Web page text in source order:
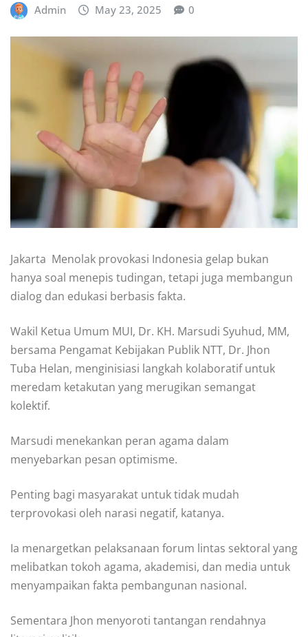
Admin May 23, 2025 0
Jakarta  Menolak provokasi Indonesia gelap bukan
hanya soal menepis tudingan, tetapi juga membangun
dialog dan edukasi berbasis fakta.
Wakil Ketua Umum MUI, Dr. KH. Marsudi Syuhud, MM,
bersama Pengamat Kebijakan Publik NTT, Dr. Jhon
Tuba Helan, menginisiasi langkah kolaboratif untuk
meredam ketakutan yang merugikan semangat
kolektif.
Marsudi menekankan peran agama dalam
menyebarkan pesan optimisme.
Penting bagi masyarakat untuk tidak mudah
terprovokasi oleh narasi negatif, katanya.
Ia menargetkan pelaksanaan forum lintas sektoral yang
melibatkan tokoh agama, akademisi, dan media untuk
menyampaikan fakta pembangunan nasional.
Sementara Jhon menyoroti tantangan rendahnya